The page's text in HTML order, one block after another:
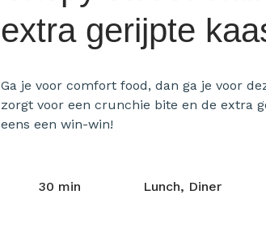
extra gerijpte
Ga je voor comfort food, dan ga je voor
zorgt voor een crunchie bite en de extra
eens een win-win!
30 min Lunch, Diner